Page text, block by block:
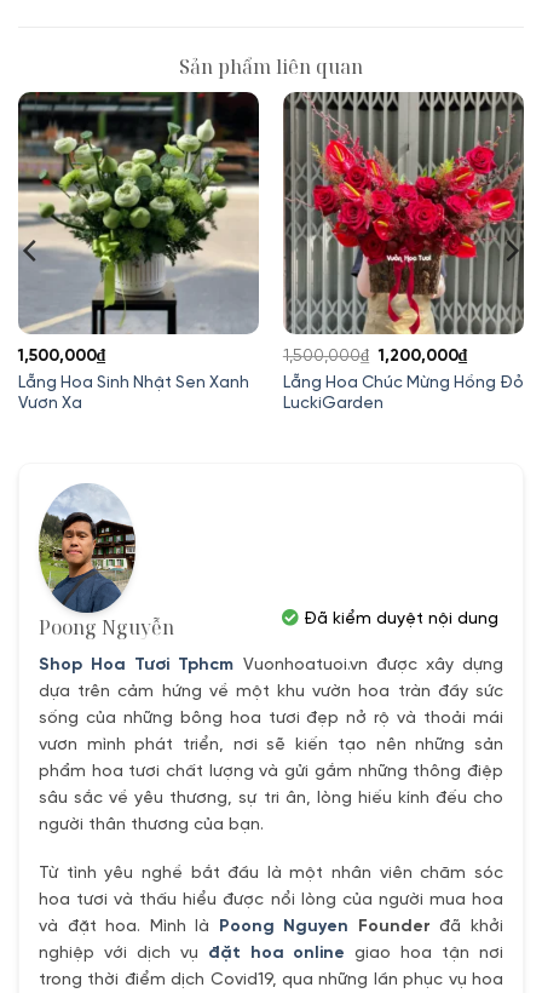
Sản phẩm liên quan
Lẵng Hoa Sinh Nhật Sen Xanh
Vươn Xa
1,500,000₫
Lẵng Hoa Chúc Mừng Hồng Đỏ
LuckiGarden
1,500,000₫ Giá
gốc
là:
1,200,000₫Giá
hiện
Poong Nguyễn
Shop Hoa Tươi Tphcm Vuonhoatuoi.vn được xây dựng
dựa trên cảm hứng về một khu vườn hoa tràn đầy sức
sống của những bông hoa tươi đẹp nở rộ và thoải mái
vươn mình phát triển, nơi sẽ kiến tạo nên những sản
phẩm hoa tươi chất lượng và gửi gắm những thông điệp
sâu sắc về yêu thương, sự tri ân, lòng hiếu kính đếu cho
người thân thương của bạn.
Từ tình yêu nghề bắt đầu là một nhân viên chăm sóc
hoa tươi và thấu hiểu được nổi lòng của người mua hoa
và đặt hoa. Mình là Poong Nguyen Founder đã khởi
nghiệp với dịch vụ đặt hoa online giao hoa tận nơi
trong thời điểm dịch Covid19, qua những lần phục vụ hoa
Đã kiểm duyệt nội dung